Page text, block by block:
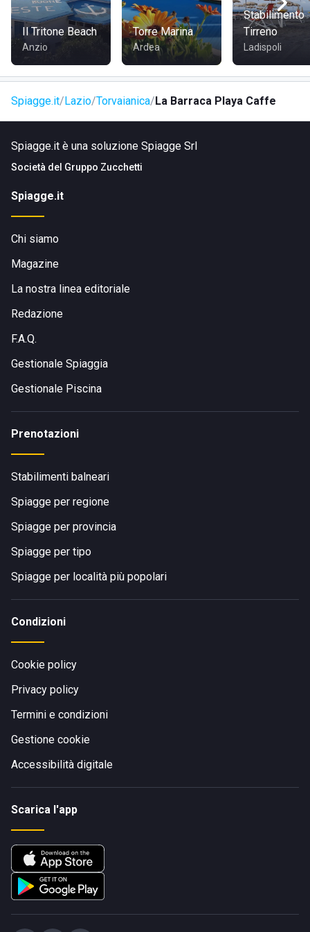
Come raggiungere La Barraca Playa Caffè
L'indirizzo dello stabilimento èLungo Mare delle Sirene
105e dista solamente quindici minuti a piedi dal centro di
Torvaianica. Inoltre, La Barraca Playa Caffè è anche
facilmente raggiungibile da Roma in un'ora di macchina.
Il Tritone Beach
Anzio
Torre Marina
Ardea
Stabilimento
Tirreno
Ladispoli
Spiagge.it Lazio Torvaianica La Barraca Playa Caffe
Spiagge.it è una soluzione Spiagge Srl
Società del Gruppo Zucchetti
Spiagge.it
Chi siamo
Magazine
La nostra linea editoriale
Redazione
F.A.Q.
Gestionale Spiaggia
Gestionale Piscina
Prenotazioni
Stabilimenti balneari
Spiagge per regione
Spiagge per provincia
Spiagge per tipo
Spiagge per località più popolari
Condizioni
Cookie policy
Privacy policy
Termini e condizioni
Gestione cookie
Accessibilità digitale
Scarica l'app